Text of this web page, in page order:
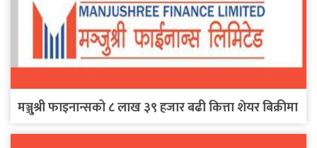
मञ्जुश्री फाइनान्सको ८ लाख ३९ हजार बढी कित्ता शेयर बिक्रीमा